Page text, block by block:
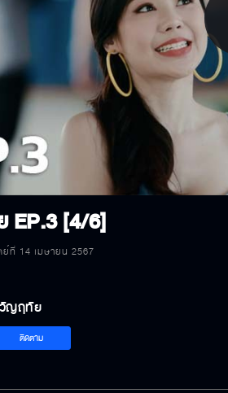
EP.3 [4/6]
ที่ 14 เมษายน 2567
ญฤทัย
ติดตาม